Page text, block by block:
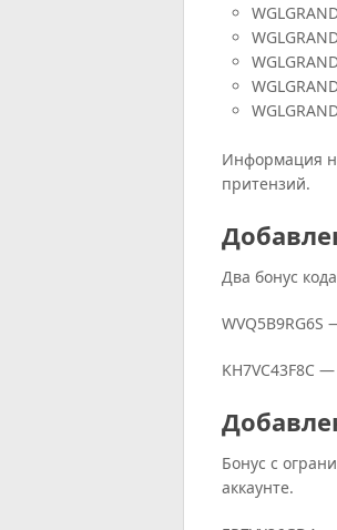
Информация
притензий.
Два бонус
WVQ5B9RG6S
KH7VC43F8C
Бонус с
аккаунте.